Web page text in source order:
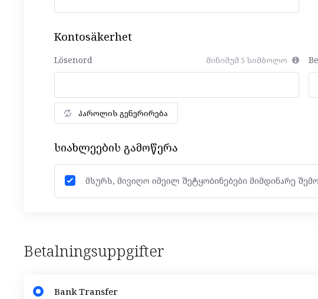
Kontosäkerhet
Lösenord მინიმუმ 5 სიმბოლო
პაროლის გენერირება
სიახლეების გამოწერა
მსურს, მივიღო იმეილ შეტყობინებები მიმდინარე
Betalningsuppgifter
Bank Transfer